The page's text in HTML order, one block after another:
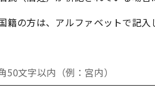
籍の方は、アルファベットで記
50文字以内（例：宮内）